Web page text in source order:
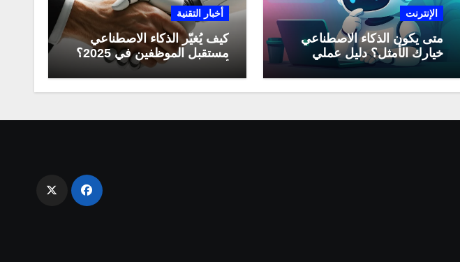
الإنترنت
متى يكون الذكاء الاصطناعي
خيارك الأمثل؟ دليل عملي
لاستخدامه في العمل اليومي
أخبار التقنية
كيف يُغيّر الذكاء الاصطناعي
مستقبل الموظفين في 2025؟
أبرز التحولات المهنية